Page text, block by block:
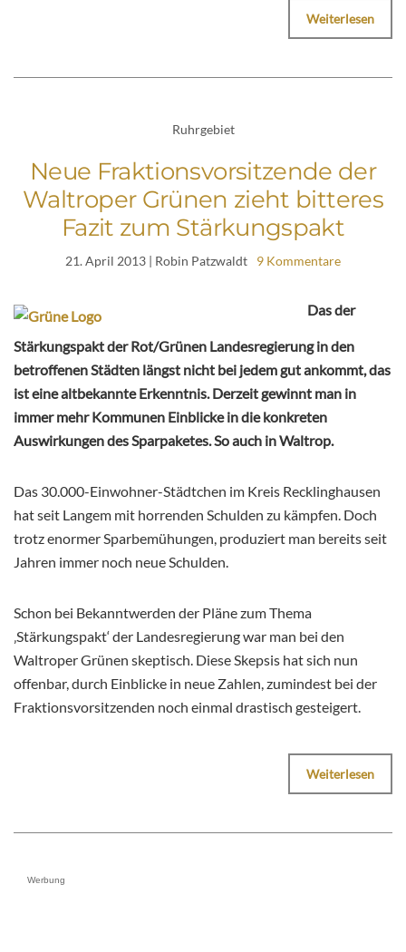
Weiterlesen
Ruhrgebiet
Neue Fraktionsvorsitzende der
Waltroper Grünen zieht bitteres
Fazit zum Stärkungspakt
21. April 2013 | Robin Patzwaldt 9 Kommentare
Das der
Stärkungspakt der Rot/Grünen Landesregierung in den
betroffenen Städten längst nicht bei jedem gut ankommt, das
ist eine altbekannte Erkenntnis. Derzeit gewinnt man in
immer mehr Kommunen Einblicke in die konkreten
Auswirkungen des Sparpaketes. So auch in Waltrop.
Das 30.000-Einwohner-Städtchen im Kreis Recklinghausen
hat seit Langem mit horrenden Schulden zu kämpfen. Doch
trotz enormer Sparbemühungen, produziert man bereits seit
Jahren immer noch neue Schulden.
Schon bei Bekanntwerden der Pläne zum Thema
‚Stärkungspakt‘ der Landesregierung war man bei den
Waltroper Grünen skeptisch. Diese Skepsis hat sich nun
offenbar, durch Einblicke in neue Zahlen, zumindest bei der
Fraktionsvorsitzenden noch einmal drastisch gesteigert.
Weiterlesen
Werbung